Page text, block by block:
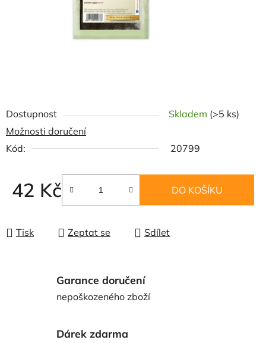
Dostupnost Skladem (>5 ks)
Možnosti doručení
Kód:
20799
42 Kč
Měrná cena:
DO KOŠÍKU
Tisk Zeptat se Sdílet
Garance doručení
nepoškozeného zboží
Dárek zdarma